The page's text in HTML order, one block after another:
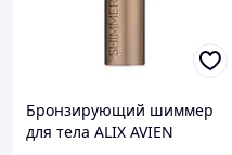
Бронзирующий шиммер
для тела ALIX AVIEN